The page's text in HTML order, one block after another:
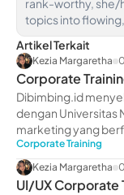
rank-worthy, she/
topics into
Artikel Terkait
Kezia Margaretha
Corporate
dibimbing.id
Dibimbing.id
dengan Universitas
marketing yang
Corporate Training
Kezia Margaretha
UI/UX Corporate